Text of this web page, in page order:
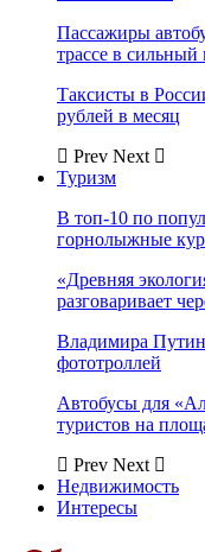
Пассажиры
трассе в сильный
Таксисты в
рублей в месяц
Prev Next
Туризм
В топ-10 по
горнолыжные
«Древняя
разговаривает
Владимира
фототроллей
Автобусы для
туристов на
Prev Next
Недвижимость
Интересы